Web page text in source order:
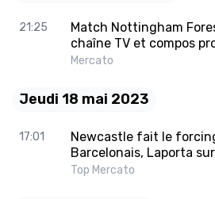
21:25
Match Nottingham
chaîne TV et compos
Mercato
Jeudi 18 mai 2023
17:01
Newcastle fait le
Barcelonais, Laporta
Top Mercato